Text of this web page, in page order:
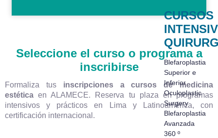
CURSOS
Blefaroplastia
Superior e
Inferior
Oculoplastic
Surgery
Blefaroplastia
Avanzada
360 º
Seleccione el curso o programa a
inscribirse
Formaliza tus inscripciones a cursos de medicina
estética en ALAMECE. Reserva tu plaza en programas
intensivos y prácticos en Lima y Latinoamérica, con
certificación internacional.